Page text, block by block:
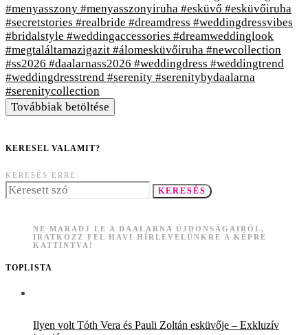
Továbbiak betöltése
KERESEL VALAMIT?
KERESÉS ERRE:
KERESÉS
NE MARADJ LE A DAALARNA ÚJDONSÁGAIRÓL,
IRATKOZZ FEL HAVI HÍRLEVELÜNKRE A KÉPRE
KATTINTVA!
TOPLISTA
Ilyen volt Tóth Vera és Pauli Zoltán esküvője – Exkluzív